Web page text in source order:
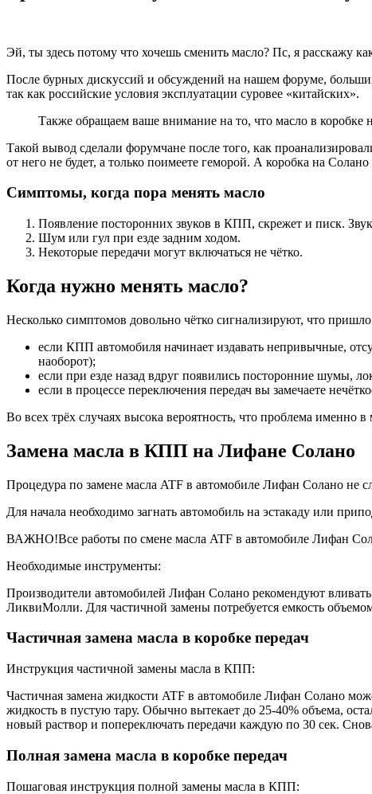
Эй, ты здесь потому что хочешь сменить масло? Пс, я расскажу
После бурных дискуссий и обсуждений на нашем форуме,
так как российские условия эксплуатации суровее «китайских».
Также обращаем ваше внимание на то, что масло в коробке
Такой вывод сделали форумчане после того, как
от него не будет, а только поимеете геморой. А коробка на
Симптомы, когда пора менять масло
Появление посторонних звуков в КПП, скрежет и писк.
Шум или гул при езде задним ходом.
Некоторые передачи могут включаться не чётко.
Когда нужно менять масло?
Несколько симптомов довольно чётко сигнализируют, что
если КПП автомобиля начинает издавать непривычные,
наоборот);
если при езде назад вдруг появились посторонние шумы,
если в процессе переключения передач вы замечаете
Во всех трёх случаях высока вероятность, что проблема именно
Замена масла в КПП на Лифане Солано
Процедура по замене масла ATF в автомобиле Лифан Солано не
Для начала необходимо загнать автомобиль на эстакаду или
ВАЖНО!Все работы по смене масла ATF в автомобиле Лифан
Необходимые инструменты:
Производители автомобилей Лифан Солано рекомендуют
ЛиквиМолли. Для частичной замены потребуется емкость
Частичная замена масла в коробке передач
Инструкция частичной замены масла в КПП:
Частичная замена жидкости ATF в автомобиле Лифан Солано
жидкость в пустую тару. Обычно вытекает до 25-40% объема,
новый раствор и попереключать передачи каждую по 30 сек.
Полная замена масла в коробке передач
Пошаговая инструкция полной замены масла в КПП: